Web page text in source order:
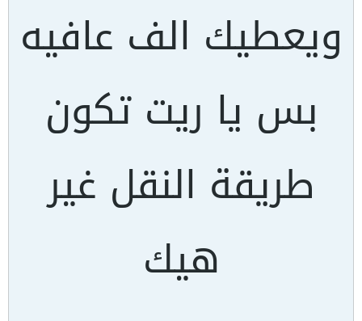
ويعطيك الف عافيه
بس يا ريت تكون
طريقة النقل غير
هيك